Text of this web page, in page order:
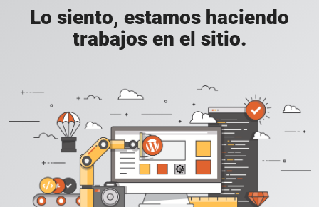
Lo siento, estamos haciendo
trabajos en el sitio.